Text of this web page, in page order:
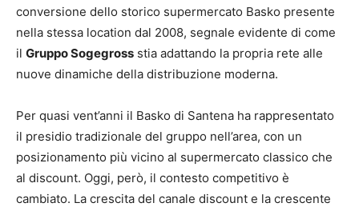
conversione dello storico supermercato Basko presente
nella stessa location dal 2008, segnale evidente di come
il Gruppo Sogegross stia adattando la propria rete alle
nuove dinamiche della distribuzione moderna.
Per quasi vent’anni il Basko di Santena ha rappresentato
il presidio tradizionale del gruppo nell’area, con un
posizionamento più vicino al supermercato classico che
al discount. Oggi, però, il contesto competitivo è
cambiato. La crescita del canale discount e la crescente